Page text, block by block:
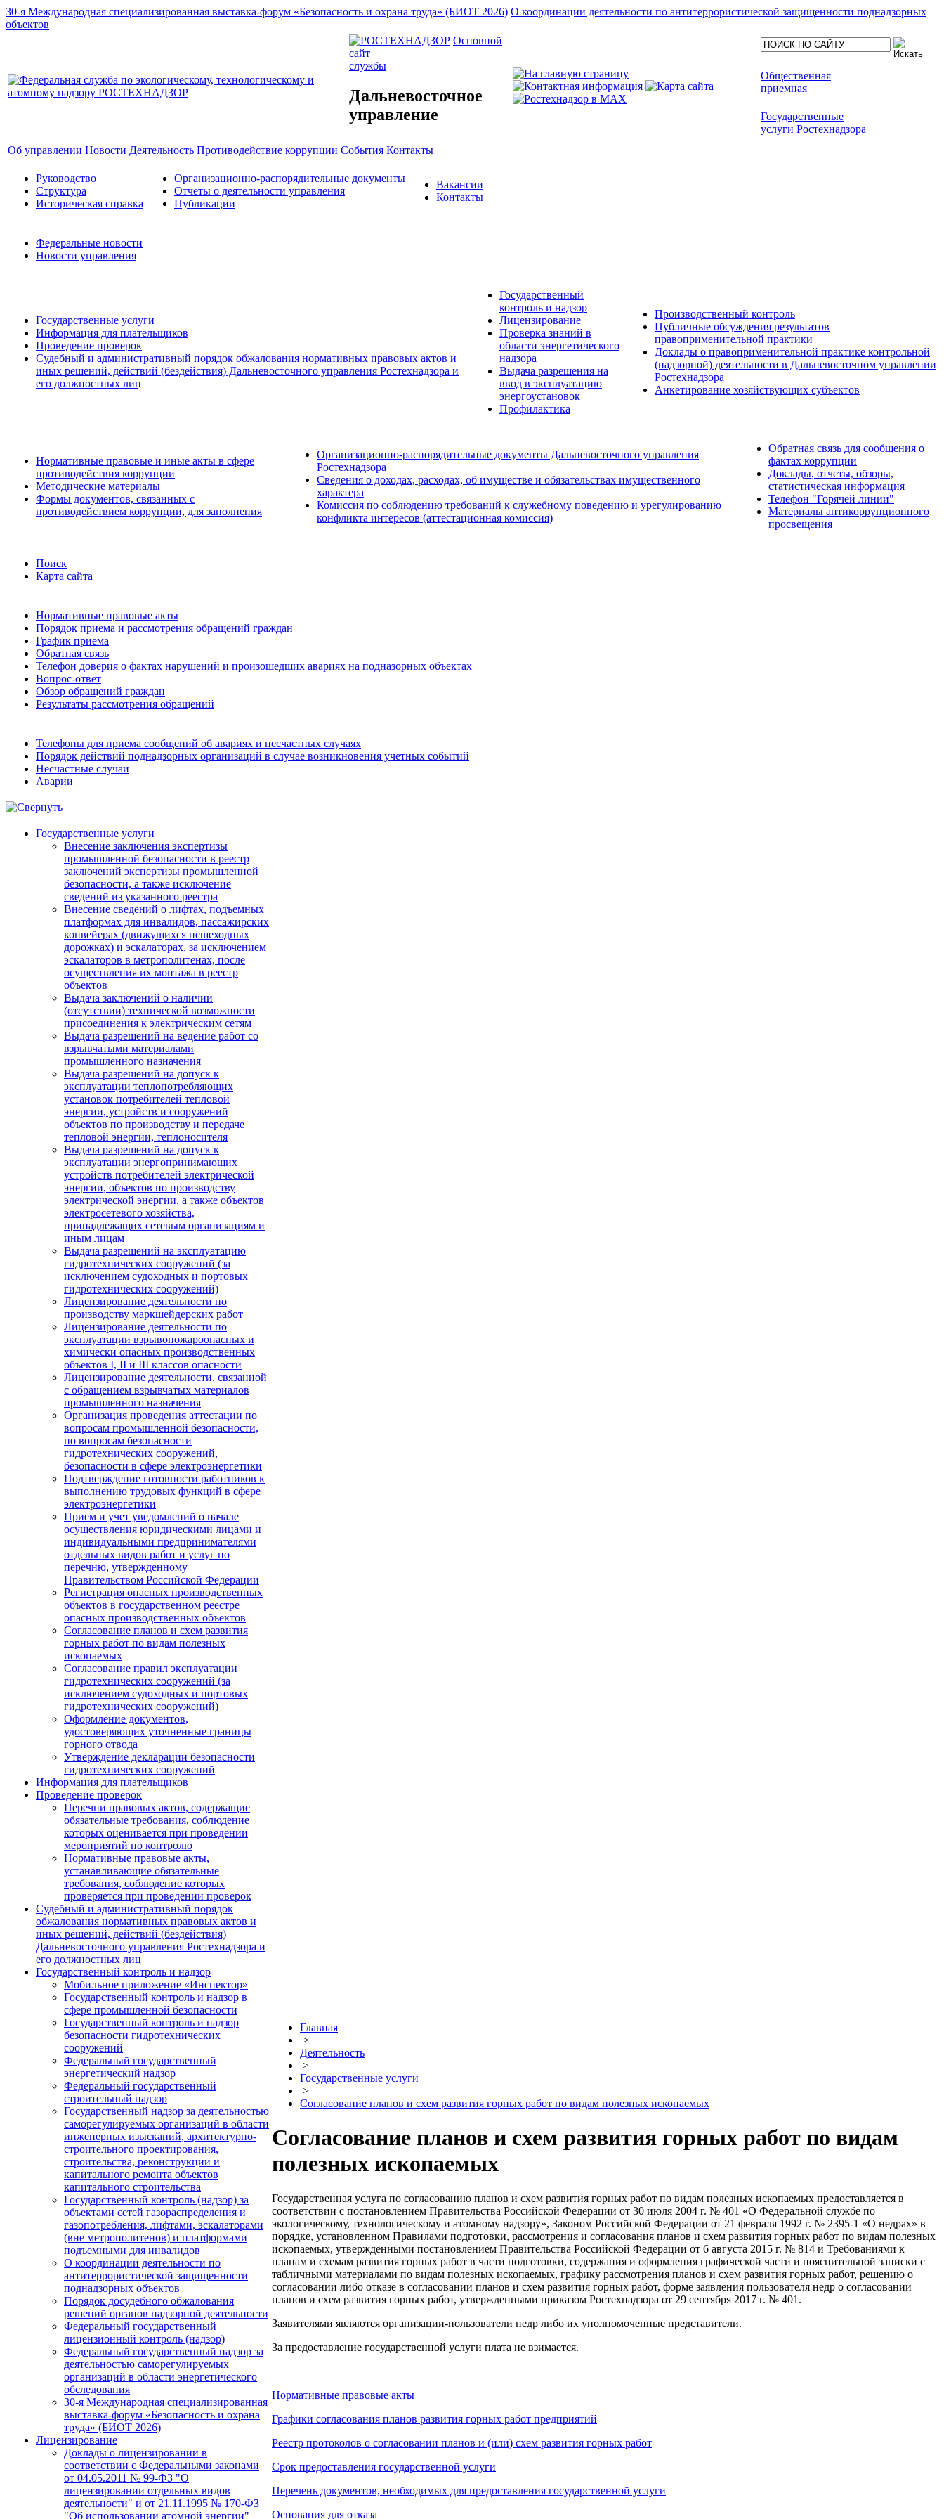
30-я Международная специализированная выставка-форум «Безопасность и охрана труда» (БИОТ 2026) О координации деятельности по антитеррористической защищенности поднадзорных
объектов
Основной
сайт
службы
Дальневосточное
управление
Общественная
приемная
Государственные
услуги Ростехнадзора
Об управлении Новости Деятельность Противодействие коррупции События Контакты
Руководство
Структура
Историческая справка
Организационно-распорядительные документы
Отчеты о деятельности управления
Публикации
Вакансии
Контакты
Федеральные новости
Новости управления
Государственные услуги
Информация для плательщиков
Проведение проверок
Судебный и административный порядок обжалования нормативных правовых актов и
иных решений, действий (бездействия) Дальневосточного управления Ростехнадзора и
его должностных лиц
Государственный
контроль и надзор
Лицензирование
Проверка знаний в
области энергетического
надзора
Выдача разрешения на
ввод в эксплуатацию
энергоустановок
Профилактика
Производственный контроль
Публичные обсуждения результатов
правоприменительной практики
Доклады о правоприменительной практике контрольной
(надзорной) деятельности в Дальневосточном управлении
Ростехнадзора
Анкетирование хозяйствующих субъектов
Нормативные правовые и иные акты в сфере
противодействия коррупции
Методические материалы
Формы документов, связанных с
противодействием коррупции, для заполнения
Организационно-распорядительные документы Дальневосточного управления
Ростехнадзора
Сведения о доходах, расходах, об имуществе и обязательствах имущественного
характера
Комиссия по соблюдению требований к служебному поведению и урегулированию
конфликта интересов (аттестационная комиссия)
Обратная связь для сообщения о
фактах коррупции
Доклады, отчеты, обзоры,
статистическая информация
Телефон "Горячей линии"
Материалы антикоррупционного
просвещения
Поиск
Карта сайта
Нормативные правовые акты
Порядок приема и рассмотрения обращений граждан
График приема
Обратная связь
Телефон доверия о фактах нарушений и произошедших авариях на подназорных объектах
Вопрос-ответ
Обзор обращений граждан
Результаты рассмотрения обращений
Телефоны для приема сообщений об авариях и несчастных случаях
Порядок действий поднадзорных организаций в случае возникновения учетных событий
Несчастные случаи
Аварии
Государственные услуги
Внесение заключения экспертизы
промышленной безопасности в реестр
заключений экспертизы промышленной
безопасности, а также исключение
сведений из указанного реестра
Внесение сведений о лифтах, подъемных
платформах для инвалидов, пассажирских
конвейерах (движущихся пешеходных
дорожках) и эскалаторах, за исключением
эскалаторов в метрополитенах, после
осуществления их монтажа в реестр
объектов
Выдача заключений о наличии
(отсутствии) технической возможности
присоединения к электрическим сетям
Выдача разрешений на ведение работ со
взрывчатыми материалами
промышленного назначения
Выдача разрешений на допуск к
эксплуатации теплопотребляющих
установок потребителей тепловой
энергии, устройств и сооружений
объектов по производству и передаче
тепловой энергии, теплоносителя
Выдача разрешений на допуск к
эксплуатации энергопринимающих
устройств потребителей электрической
энергии, объектов по производству
электрической энергии, а также объектов
электросетевого хозяйства,
принадлежащих сетевым организациям и
иным лицам
Выдача разрешений на эксплуатацию
гидротехнических сооружений (за
исключением судоходных и портовых
гидротехнических сооружений)
Лицензирование деятельности по
производству маркшейдерских работ
Лицензирование деятельности по
эксплуатации взрывопожароопасных и
химически опасных производственных
объектов I, II и III классов опасности
Лицензирование деятельности, связанной
с обращением взрывчатых материалов
промышленного назначения
Организация проведения аттестации по
вопросам промышленной безопасности,
по вопросам безопасности
гидротехнических сооружений,
безопасности в сфере электроэнергетики
Подтверждение готовности работников к
выполнению трудовых функций в сфере
электроэнергетики
Прием и учет уведомлений о начале
осуществления юридическими лицами и
индивидуальными предпринимателями
отдельных видов работ и услуг по
перечню, утвержденному
Правительством Российской Федерации
Регистрация опасных производственных
объектов в государственном реестре
опасных производственных объектов
Согласование планов и схем развития
горных работ по видам полезных
ископаемых
Согласование правил эксплуатации
гидротехнических сооружений (за
исключением судоходных и портовых
гидротехнических сооружений)
Оформление документов,
удостоверяющих уточненные границы
горного отвода
Утверждение декларации безопасности
гидротехнических сооружений
Информация для плательщиков
Проведение проверок
Перечни правовых актов, содержащие
обязательные требования, соблюдение
которых оценивается при проведении
мероприятий по контролю
Нормативные правовые акты,
устанавливающие обязательные
требования, соблюдение которых
проверяется при проведении проверок
Судебный и административный порядок
обжалования нормативных правовых актов и
иных решений, действий (бездействия)
Дальневосточного управления Ростехнадзора и
его должностных лиц
Государственный контроль и надзор
Мобильное приложение «Инспектор»
Государственный контроль и надзор в
сфере промышленной безопасности
Государственный контроль и надзор
безопасности гидротехнических
сооружений
Федеральный государственный
энергетический надзор
Федеральный государственный
строительный надзор
Государственный надзор за деятельностью
саморегулируемых организаций в области
инженерных изысканий, архитектурно-
строительного проектирования,
строительства, реконструкции и
капитального ремонта объектов
капитального строительства
Государственный контроль (надзор) за
объектами сетей газораспределения и
газопотребления, лифтами, эскалаторами
(вне метрополитенов) и платформами
подъемными для инвалидов
О координации деятельности по
антитеррористической защищенности
поднадзорных объектов
Порядок досудебного обжалования
решений органов надзорной деятельности
Федеральный государственный
лицензионный контроль (надзор)
Федеральный государственный надзор за
деятельностью саморегулируемых
организаций в области энергетического
обследования
30-я Международная специализированная
выставка-форум «Безопасность и охрана
труда» (БИОТ 2026)
Лицензирование
Доклады о лицензировании в
соответствии с Федеральными законами
от 04.05.2011 № 99-ФЗ "О
лицензировании отдельных видов
деятельности" и от 21.11.1995 № 170-ФЗ
"Об использовании атомной энергии"
Главная
>
Деятельность
>
Государственные услуги
>
Согласование планов и схем развития горных работ по видам полезных ископаемых
Согласование планов и схем развития горных работ по видам
полезных ископаемых
Государственная услуга по согласованию планов и схем развития горных работ по видам полезных ископаемых предоставляется в
соответствии с постановлением Правительства Российской Федерации от 30 июля 2004 г. № 401 «О Федеральной службе по
экологическому, технологическому и атомному надзору», Законом Российской Федерации от 21 февраля 1992 г. № 2395-1 «О недрах» в
порядке, установленном Правилами подготовки, рассмотрения и согласования планов и схем развития горных работ по видам полезных
ископаемых, утвержденными постановлением Правительства Российской Федерации от 6 августа 2015 г. № 814 и Требованиями к
планам и схемам развития горных работ в части подготовки, содержания и оформления графической части и пояснительной записки с
табличными материалами по видам полезных ископаемых, графику рассмотрения планов и схем развития горных работ, решению о
согласовании либо отказе в согласовании планов и схем развития горных работ, форме заявления пользователя недр о согласовании
планов и схем развития горных работ, утвержденными приказом Ростехнадзора от 29 сентября 2017 г. № 401.
Заявителями являются организации-пользователи недр либо их уполномоченные представители.
За предоставление государственной услуги плата не взимается.
Нормативные правовые акты
Графики согласования планов развития горных работ предприятий
Реестр протоколов о согласовании планов и (или) схем развития горных работ
Срок предоставления государственной услуги
Перечень документов, необходимых для предоставления государственной услуги
Основания для отказа